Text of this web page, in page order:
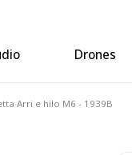
Drones
Arri e hilo M6 - 1939B